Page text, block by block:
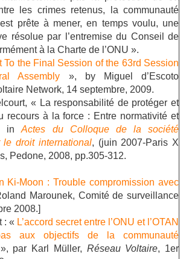
les crimes retenus, la communauté
prête à mener, en temps voulu, une
résolue par l’entremise du Conseil de
à la Charte de l’ONU ».
To the Final Session of the 63rd Session
Assembly », by Miguel d’Escoto
Network, 14 septembre, 2009.
« La responsabilité de protéger et
recours à la force : Entre normativité et
inActes du Colloque de la société
le droit international, (juin 2007-Paris X
Pedone, 2008, pp.305-312.
Ki-Moon : Trouble compromission avec
Marounek, Comité de surveillance
2008.]
: « L’accord secret entre l’ONU et l’OTAN
aux objectifs de la communauté
», par Karl Müller, Réseau Voltaire, 1er